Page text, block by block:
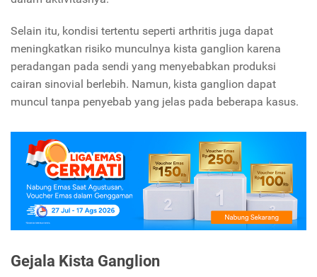
Selain itu, kondisi tertentu seperti arthritis juga dapat
meningkatkan risiko munculnya kista ganglion karena
peradangan pada sendi yang menyebabkan produksi
cairan sinovial berlebih. Namun, kista ganglion dapat
muncul tanpa penyebab yang jelas pada beberapa kasus.
Gejala Kista Ganglion